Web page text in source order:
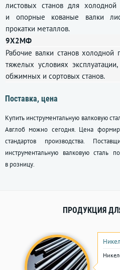
листовых станов для холодной
и опорные кованые валки
прокатки металлов.
9Х2МФ
Рабочие валки станов холодной
тяжелых условиях
обжимных и сортовых станов.
Поставка, цена
Купить инструментальную валковую
Авглоб можно сегодня. Цена
стандартов производства.
инструментальную валковую сталь
в розницу.
ПРОДУКЦИЯ